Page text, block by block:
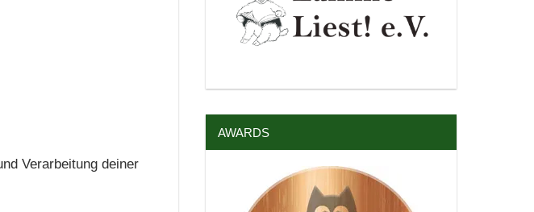
Verarbeitung deiner
AWARDS